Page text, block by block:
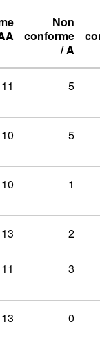
par
Non
conforme
/A
11 5
10 5
10 1
13 2
11 3
13 0